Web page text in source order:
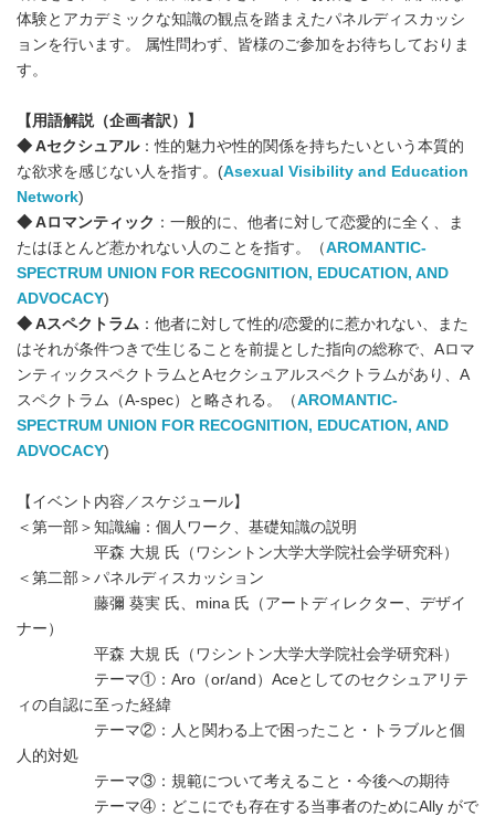
体験とアカデミックな知識の観点を踏まえたパネルディスカッシ
ョンを行います。 属性問わず、皆様のご参加をお待ちしておりま
す。
【 用語解説（企画者訳）】
◆ Aセクシュアル：性的魅力や性的関係を持ちたいという本質的
な欲求を感じない人を指す。(Asexual Visibility and Education
Network)
◆ Aロマンティック ：一般的に、他者に対して恋愛的に全く、ま
たはほとんど惹かれない人のことを指す。（AROMANTIC-
SPECTRUM UNION FOR RECOGNITION, EDUCATION, AND
ADVOCACY)
◆ Aスペクトラム ：他者に対して性的/恋愛的に惹かれない、また
はそれが条件つきで生じることを前提とした指向の総称で、Aロマ
ンティックスペクトラムとAセクシュアルスペクトラムがあり、A
スペクトラム（A-spec）と略される。（AROMANTIC-
SPECTRUM UNION FOR RECOGNITION, EDUCATION, AND
ADVOCACY)
【イベント内容／スケジュール】
＜第一部＞知識編：個人ワーク、基礎知識の説明
平森 大規 氏（ワシントン大学大学院社会学研究科）
＜第二部＞パネルディスカッション
藤彌 葵実 氏、mina 氏（アートディレクター、デザイ
ナー）
平森 大規 氏（ワシントン大学大学院社会学研究科）
テーマ①：Aro（or/and）Aceとしてのセクシュアリテ
ィの自認に至った経緯
テーマ②：人と関わる上で困ったこと・トラブルと個
人的対処
テーマ③：規範について考えること・今後への期待
テーマ④：どこにでも存在する当事者のためにAlly がで